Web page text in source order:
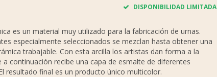
DISPONIBILIDAD LIMITADA
es un material muy utilizado para la fabricación de urnas.
especialmente seleccionados se mezclan hasta obtener una
trabajable. Con esta arcilla los artistas dan forma a la
a continuación recibe una capa de esmalte de diferentes
resultado final es un producto único multicolor.